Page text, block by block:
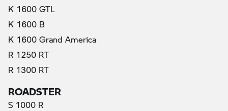
K 1600 GTL
K 1600 B
K 1600 Grand America
R 1250 RT
R 1300 RT
ROADSTER
S 1000 R